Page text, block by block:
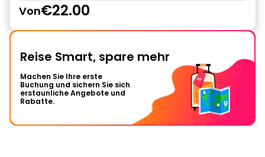
Von€22.00
Reise Smart, spare mehr
Machen Sie Ihre erste
Buchung und sichern Sie sich
erstaunliche Angebote und
Rabatte.